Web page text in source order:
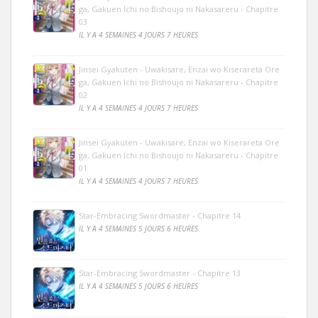
ga, Gakuen Ichi no Bishoujo ni Nakasareru - Chapitre
03
IL Y A 4 SEMAINES 4 JOURS 7 HEURES
Jinsei Gyakuten - Uwakisare, Enzai wo Kiserareta Ore
ga, Gakuen Ichi no Bishoujo ni Nakasareru - Chapitre
02
IL Y A 4 SEMAINES 4 JOURS 7 HEURES
Jinsei Gyakuten - Uwakisare, Enzai wo Kiserareta Ore
ga, Gakuen Ichi no Bishoujo ni Nakasareru - Chapitre
01
IL Y A 4 SEMAINES 4 JOURS 7 HEURES
Star-Embracing Swordmaster - Chapitre 14
IL Y A 4 SEMAINES 5 JOURS 6 HEURES
Star-Embracing Swordmaster - Chapitre 13
IL Y A 4 SEMAINES 5 JOURS 6 HEURES